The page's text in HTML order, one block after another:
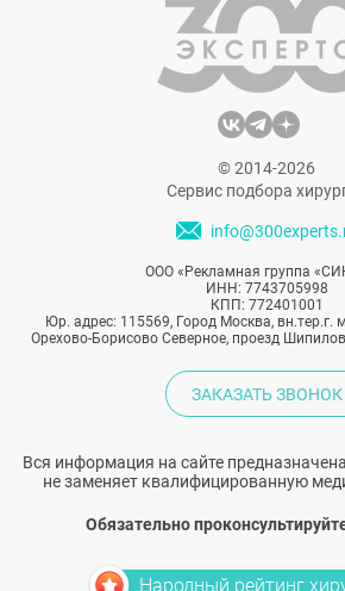
© 2014-2026
Сервис подбора
ООО «Рекламная группа
ИНН: 7743705998
КПП: 772401001
Юр. адрес: 115569, Город Москва, вн.тер.г.
Орехово-Борисово Северное, проезд
ЗАКАЗАТЬ ЗВОНОК
Вся информация на сайте
не заменяет квалифицированную
Обязательно
Народный рейтинг